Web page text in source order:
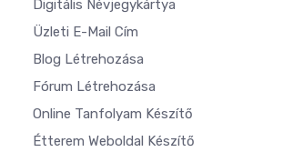
Digitális Névjegykártya
Üzleti E-Mail Cím
Blog Létrehozása
Fórum Létrehozása
Online Tanfolyam Készítő
Étterem Weboldal Készítő